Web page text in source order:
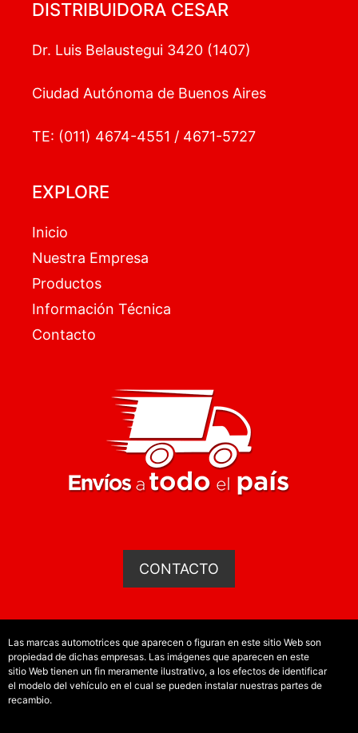
DISTRIBUIDORA CESAR
Dr. Luis Belaustegui 3420 (1407)
Ciudad Autónoma de Buenos Aires
TE: (011) 4674-4551 / 4671-5727
EXPLORE
Inicio
Nuestra Empresa
Productos
Información Técnica
Contacto
CONTACTO
Las marcas automotrices que aparecen o figuran en este sitio Web son
propiedad de dichas empresas. Las imágenes que aparecen en este
sitio Web tienen un fin meramente ilustrativo, a los efectos de identificar
el modelo del vehículo en el cual se pueden instalar nuestras partes de
recambio.